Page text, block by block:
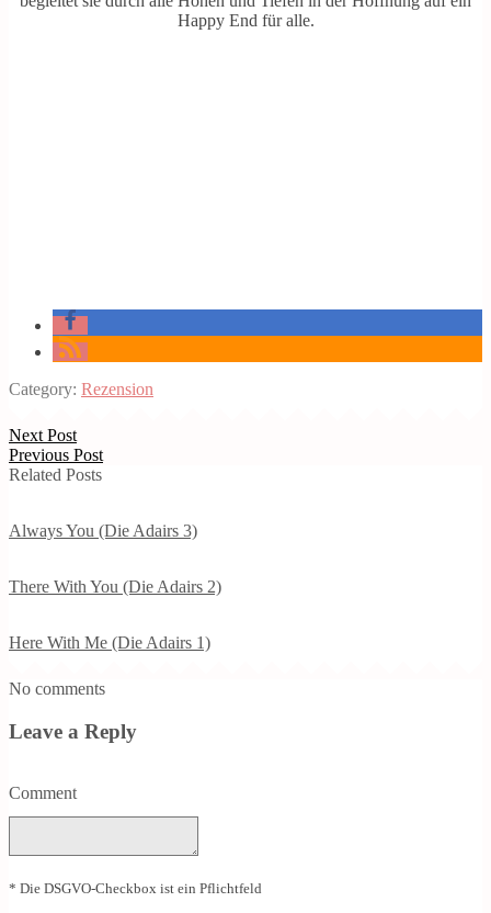
Happy End für alle.
Category: Rezension
Next Post
Previous Post
Related Posts
Always You (Die Adairs 3)
There With You (Die Adairs 2)
Here With Me (Die Adairs 1)
No comments
Leave a Reply
Comment
* Die DSGVO-Checkbox ist ein Pflichtfeld